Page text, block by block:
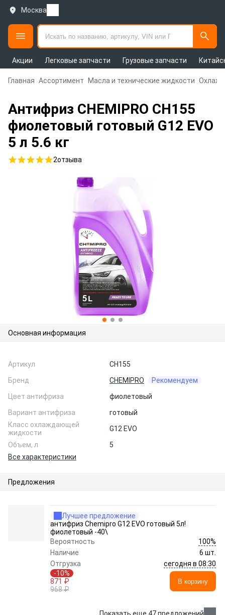
Москва
Акции Легковые запчасти Грузовые запчасти
Главная Ассортимент Масла и технические жидкости
Антифриз CHEMIPRO CH155
фиолетовый готовый G12 EVO
5 л 5.6 кг
2отзыва
Основная информация
Артикул
CH155
Бренд
CHEMIPRO
Рекомендуем
Цвет антифриза
фиолетовый
Вариант антифриза
готовый
Класс охлаждающей
жидкости
G12 EVO
Объем, л
5
Все характеристики
Предложения
Лучшее предложение
антифриз Chemipro G12 EVO готовый 5л!
фиолетовый -40\
Вероятность
100%
Наличие
6 шт.
Отгрузка
сегодня в 08:30
-10%
871 ₽
968 ₽
В корзину